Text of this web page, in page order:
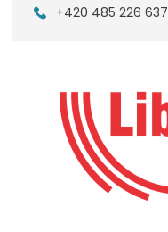
+420 485 226 637